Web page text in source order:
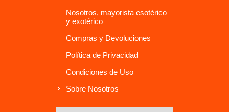
Nosotros, mayorista esotérico
y exotérico
Compras y Devoluciones
Política de Privacidad
Condiciones de Uso
Sobre Nosotros